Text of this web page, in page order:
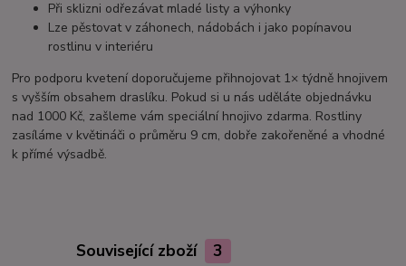
Při sklizni odřezávat mladé listy a výhonky
Lze pěstovat v záhonech, nádobách i jako popínavou
rostlinu v interiéru
Pro podporu kvetení doporučujeme přihnojovat 1× týdně hnojivem
s vyšším obsahem draslíku. Pokud si u nás uděláte objednávku
nad 1000 Kč, zašleme vám speciální hnojivo zdarma. Rostliny
zasíláme v květináči o průměru 9 cm, dobře zakořeněné a vhodné
k přímé výsadbě.
Související zboží 3